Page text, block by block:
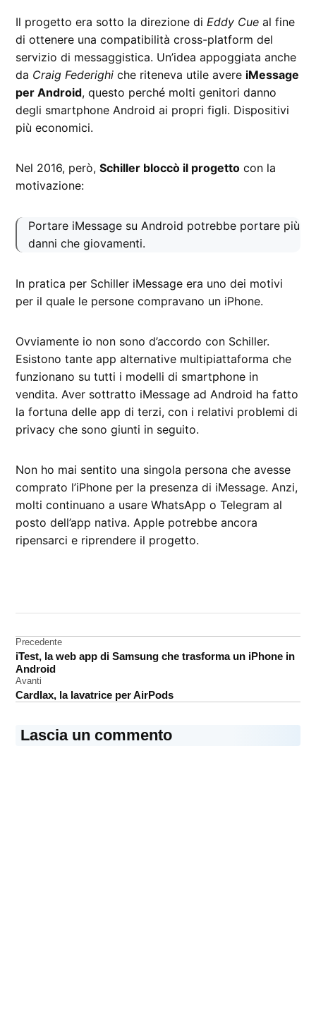
Il progetto era sotto la direzione di Eddy Cue al fine
di ottenere una compatibilità cross-platform del
servizio di messaggistica. Un’idea appoggiata anche
da Craig Federighi che riteneva utile avere iMessage
per Android, questo perché molti genitori danno
degli smartphone Android ai propri figli. Dispositivi
più economici.
Nel 2016, però,Schiller bloccò il progetto con la
motivazione:
Portare iMessage su Android potrebbe portare più
danni che giovamenti.
In pratica per Schiller iMessage era uno dei motivi
per il quale le persone compravano un iPhone.
Ovviamente io non sono d’accordo con Schiller.
Esistono tante app alternative multipiattaforma che
funzionano su tutti i modelli di smartphone in
vendita. Aver sottratto iMessage ad Android ha fatto
la fortuna delle app di terzi, con i relativi problemi di
privacy che sono giunti in seguito.
Non ho mai sentito una singola persona che avesse
comprato l’iPhone per la presenza di iMessage. Anzi,
molti continuano a usare WhatsApp o Telegram al
posto dell’app nativa. Apple potrebbe ancora
ripensarci e riprendere il progetto.
Navigazione
articoli
Precedente
iTest, la web app di Samsung che trasforma un iPhone in
Android
Avanti
Cardlax, la lavatrice per AirPods
Lascia un commento